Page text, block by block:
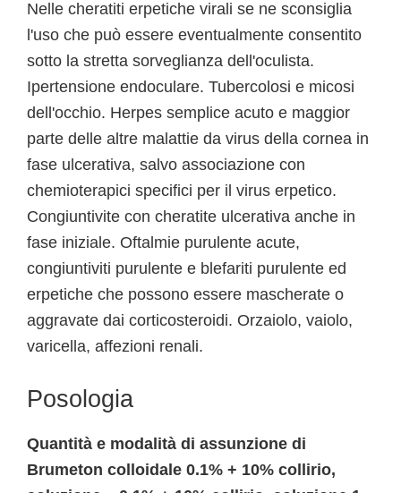
Nelle cheratiti erpetiche virali se ne sconsiglia
l'uso che può essere eventualmente consentito
sotto la stretta sorveglianza dell'oculista.
Ipertensione endoculare. Tubercolosi e micosi
dell'occhio. Herpes semplice acuto e maggior
parte delle altre malattie da virus della cornea in
fase ulcerativa, salvo associazione con
chemioterapici specifici per il virus erpetico.
Congiuntivite con cheratite ulcerativa anche in
fase iniziale. Oftalmie purulente acute,
congiuntiviti purulente e blefariti purulente ed
erpetiche che possono essere mascherate o
aggravate dai corticosteroidi. Orzaiolo, vaiolo,
varicella, affezioni renali.
Posologia
Quantità e modalità di assunzione di
Brumeton colloidale 0.1% + 10% collirio,